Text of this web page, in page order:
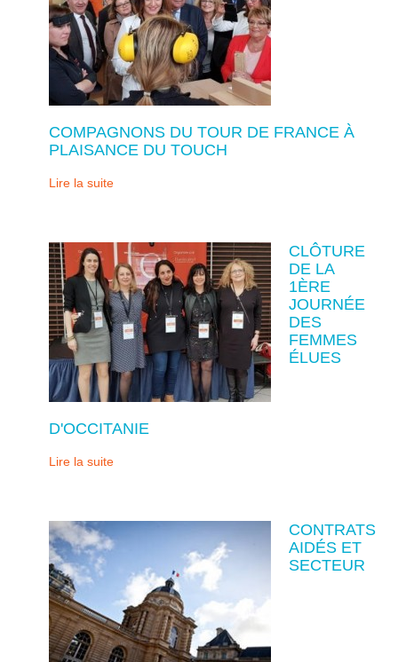
COMPAGNONS DU TOUR DE FRANCE À
PLAISANCE DU TOUCH
Lire la suite
CLÔTURE
DE LA
1ÈRE
JOURNÉE
DES
FEMMES
ÉLUES
D'OCCITANIE
Lire la suite
CONTRATS
AIDÉS ET
SECTEUR